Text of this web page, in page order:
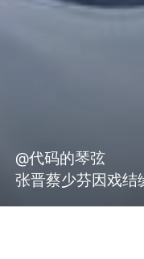
@代码的琴弦
张晋蔡少芬因戏结